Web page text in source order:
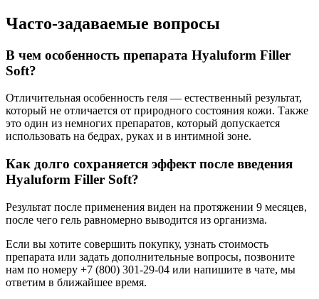
Часто-задаваемые вопросы
В чем особенность препарата Hyaluform Filler
Soft?
Отличительная особенность геля — естественный результат,
который не отличается от природного состояния кожи. Также
это один из немногих препаратов, который допускается
использовать на бедрах, руках и в интимной зоне.
Как долго сохраняется эффект после введения
Hyaluform Filler Soft?
Результат после применения виден на протяжении 9 месяцев,
после чего гель равномерно выводится из организма.
Если вы хотите совершить покупку, узнать стоимость
препарата или задать дополнительные вопросы, позвоните
нам по номеру +7 (800) 301-29-04 или напишите в чате, мы
ответим в ближайшее время.